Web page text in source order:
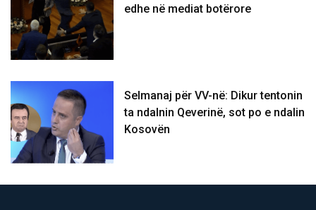
edhe në mediat botërore
Selmanaj për VV-në: Dikur tentonin
ta ndalnin Qeverinë, sot po e ndalin
Kosovën